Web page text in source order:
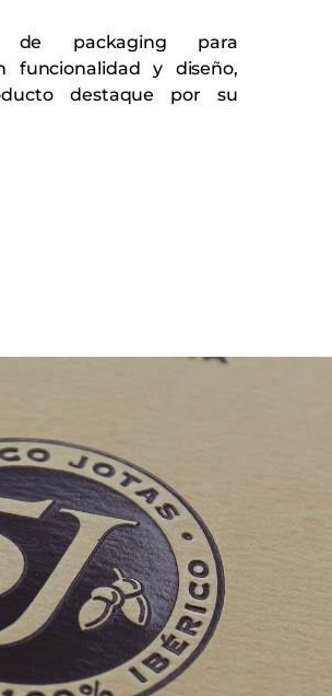
de packaging para
funcionalidad y diseño,
destaque por su